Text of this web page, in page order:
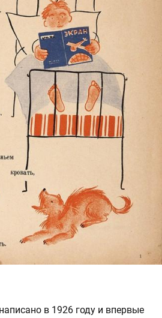
в 1926 году и впервые